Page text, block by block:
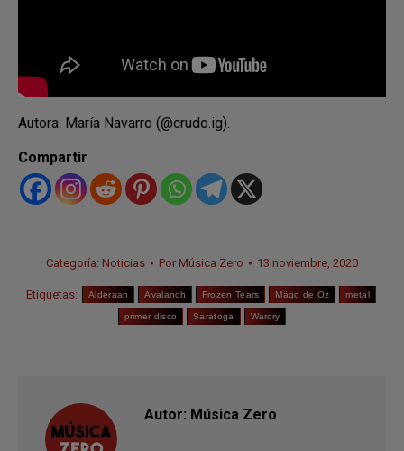
Autora: María Navarro (@crudo.ig).
Compartir
Categoría: Noticias Por Música Zero 13 noviembre, 2020
Etiquetas: Alderaan Avalanch Frozen Tears Mägo de Oz metal
primer disco Saratoga Warcry
Autor: Música Zero